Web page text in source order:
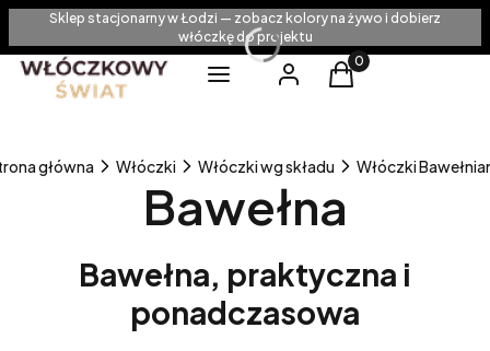
Sklep stacjonarny w Łodzi — zobacz kolory na żywo i dobierz
włóczkę do projektu
Menu
Zaloguj sięProdukty w
Koszyk
główna Włóczki Włóczki wg składu Włóczki
Bawełna
Bawełna, praktyczna i
ponadczasowa